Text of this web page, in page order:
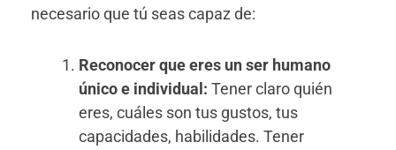
necesario que tú seas capaz de:
Reconocer que eres un ser humano
único e individual: Tener claro quién
eres, cuáles son tus gustos, tus
capacidades, habilidades. Tener